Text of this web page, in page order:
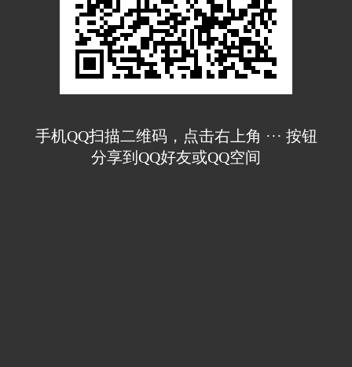
手机QQ扫描二维码，点击右上角 ··· 按钮
分享到QQ好友或QQ空间